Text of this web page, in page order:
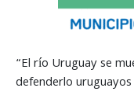
“El río Uruguay se
defenderlo